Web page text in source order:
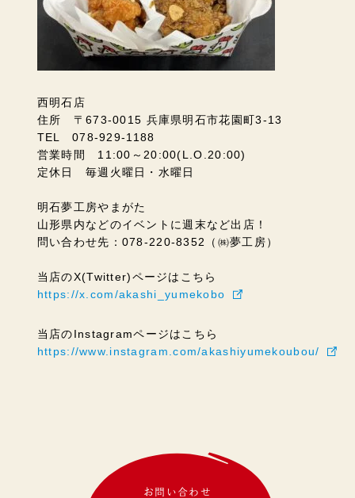
西明石店
住所 〒673-0015 兵庫県明石市花園町3-13
TEL 078-929-1188
営業時間 11:00～20:00(L.O.20:00)
定休日 毎週火曜日・水曜日
明石夢工房やまがた
山形県内などのイベントに週末など出店！
問い合わせ先：078-220-8352（㈱夢工房）
当店のX(Twitter)ページはこちら
https://x.com/akashi_yumekobo
当店のInstagramページはこちら
https://www.instagram.com/akashiyumekoubou/
お問い合わせ